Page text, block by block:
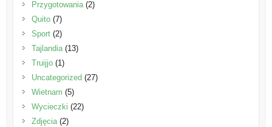
Przygotowania(2)
Quito(7)
Sport(2)
Tajlandia(13)
Truijjo(1)
Uncategorized (27)
Wietnam (5)
Wycieczki (22)
Zdjęcia(2)